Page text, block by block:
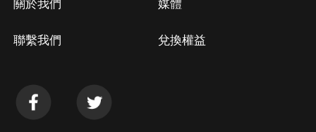
關於我們
聯繫我們
媒體
兌換權益